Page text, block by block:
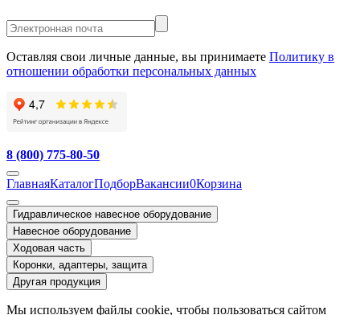
Оставляя свои личные данные, вы принимаете Политику в
отношении обработки персональных данных
8 (800) 775-80-50
ГлавнаяКаталогПодборВакансии0Корзина
Гидравлическое навесное оборудование
Навесное оборудование
Ходовая часть
Коронки, адаптеры, защита
Другая продукция
Мы используем файлы cookie, чтобы пользоваться сайтом